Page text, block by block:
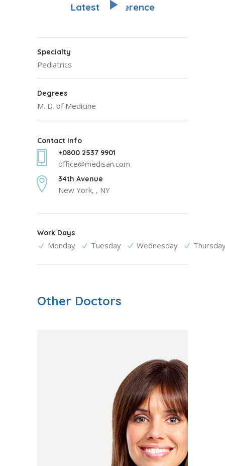
Latest Conference
Specialty
Pediatrics
Degrees
M. D. of Medicine
Contact Info
+0800 2537 9901
office@medisan.com
34th Avenue
New York, , NY
Work Days
Monday Tuesday Wednesday
Other Doctors